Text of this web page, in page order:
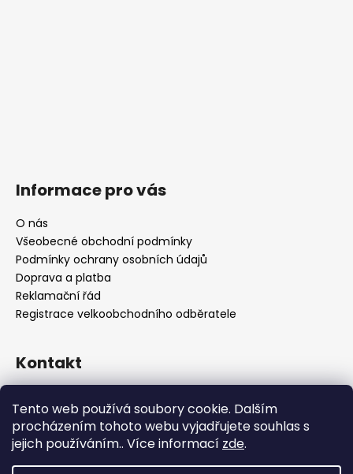
Tento web používá soubory cookie. Dalším
procházením tohoto webu vyjadřujete souhlas s
jejich používáním.. Více informací zde.
Informace pro vás
O nás
Všeobecné obchodní podmínky
Podmínky ochrany osobních údajů
Doprava a platba
Reklamační řád
Registrace velkoobchodního odběratele
Kontakt
+420222744000